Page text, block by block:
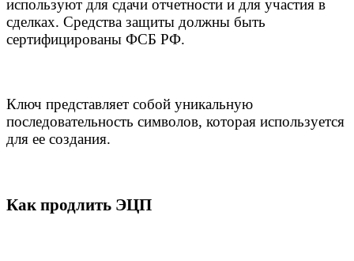
используют для сдачи отчетности и для участия в
сделках. Средства защиты должны быть
сертифицированы ФСБ РФ.
Ключ представляет собой уникальную
последовательность символов, которая используется
для ее создания.
Как продлить ЭЦП